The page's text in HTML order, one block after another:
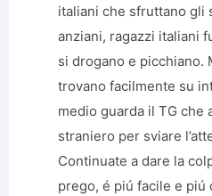
italiani che sfruttano gli
anziani, ragazzi italiani
si drogano e picchiano.
trovano facilmente su
medio guarda il TG che
straniero per sviare
Continuate a dare la
prego, é piú facile e piú